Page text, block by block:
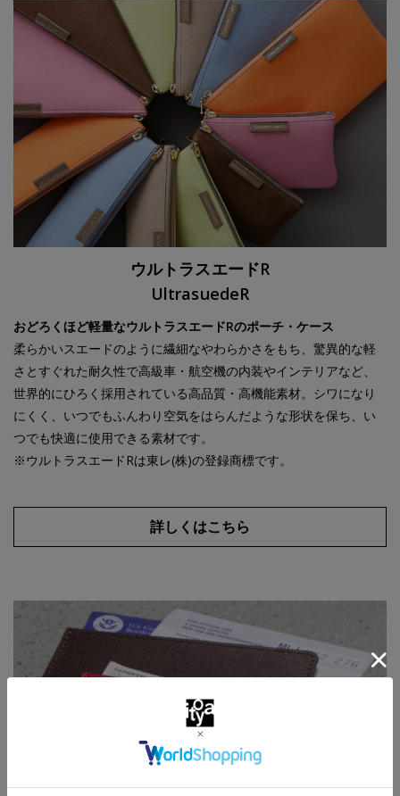
ウルトラスエードR
UltrasuedeR
おどろくほど軽量なウルトラスエードRのポーチ・ケース
柔らかいスエードのように繊細なやわらかさをもち、驚異的な軽
さとすぐれた耐久性で高級車・航空機の内装やインテリアなど、
世界的にひろく採用されている高品質・高機能素材。シワになり
にくく、いつでもふんわり空気をはらんだような形状を保ち、い
つでも快適に使用できる素材です。
※ウルトラスエードRは東レ(株)の登録商標です。
詳しくはこちら